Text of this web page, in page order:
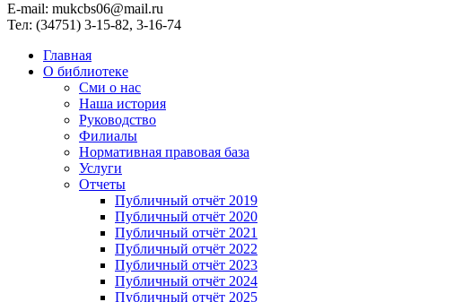
Е-mail: mukcbs06@mail.ru
Тел: (34751) 3-15-82, 3-16-74
Главная
О библиотеке
Сми о нас
Наша история
Руководство
Филиалы
Нормативная правовая база
Услуги
Отчеты
Публичный отчёт 2019
Публичный отчёт 2020
Публичный отчёт 2021
Публичный отчёт 2022
Публичный отчёт 2023
Публичный отчёт 2024
Публичный отчёт 2025